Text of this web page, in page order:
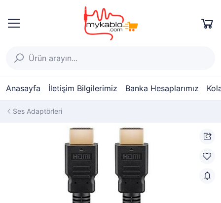
Anasayfa İletişim Bilgilerimiz Banka Hesaplarımız
Ses Adaptörleri